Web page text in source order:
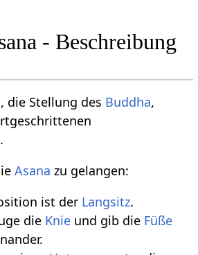
- Beschreibung
, die Stellung des Buddha,
.
Asana zu gelangen:
ist der Langsitz.
die Knie und gib die Füße